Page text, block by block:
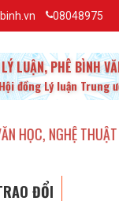
LUẬN, PHÊ BÌNH
đồng Lý luận Trung
08048975
THUẬT TRUNG
ĐỔI